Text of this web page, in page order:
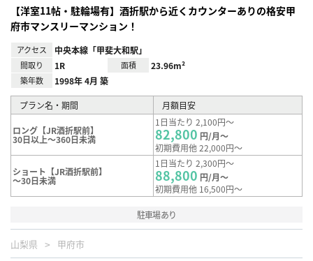
【洋室11帖・駐輪場有】酒折駅から近くカウンターありの格安甲
府市マンスリーマンション！
アクセス 中央本線「甲斐大和駅」
間取り 1R 面積 23.96m²
築年数 1998年 4月 築
プラン名・期間 月額目安
ロング【JR酒折駅前】
30日以上～360日未満
1日当たり 2,100円～
82,800 円/月～
初期費用他 22,000円～
ショート【JR酒折駅前】
～30日未満
1日当たり 2,300円～
88,800 円/月～
初期費用他 16,500円～
駐車場あり
山梨県 甲府市